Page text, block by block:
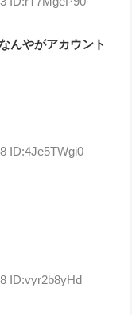
んやがアカウント
ID:4Je5TWgi0
ID:vyr2b8yHd